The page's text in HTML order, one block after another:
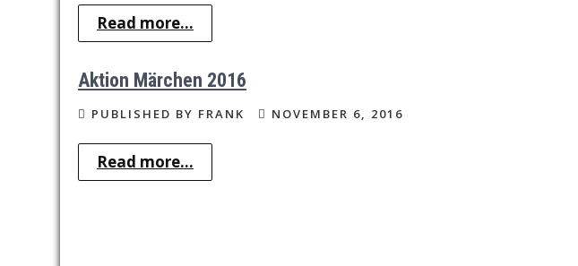
Read more...
Aktion Märchen 2016
PUBLISHED BY FRANK NOVEMBER 6, 2016
Read more...